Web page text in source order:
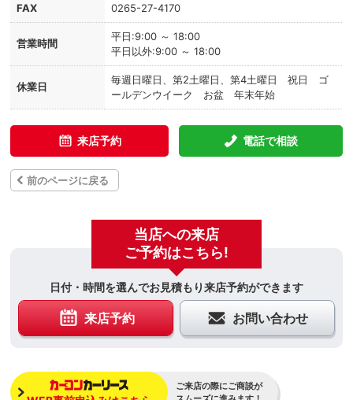
FAX 0265-27-4170
営業時間
平日:9:00 ～ 18:00
平日以外:9:00 ～ 18:00
休業日
毎週日曜日、第2土曜日、第4土曜日 祝日 ゴ
ールデンウイーク お盆 年末年始
来店予約 電話で相談
前のページに戻る
当店への来店
ご予約はこちら!
日付・時間を選んでお見積もり来店予約ができます
来店予約 お問い合わせ
ご来店の際にご商談が